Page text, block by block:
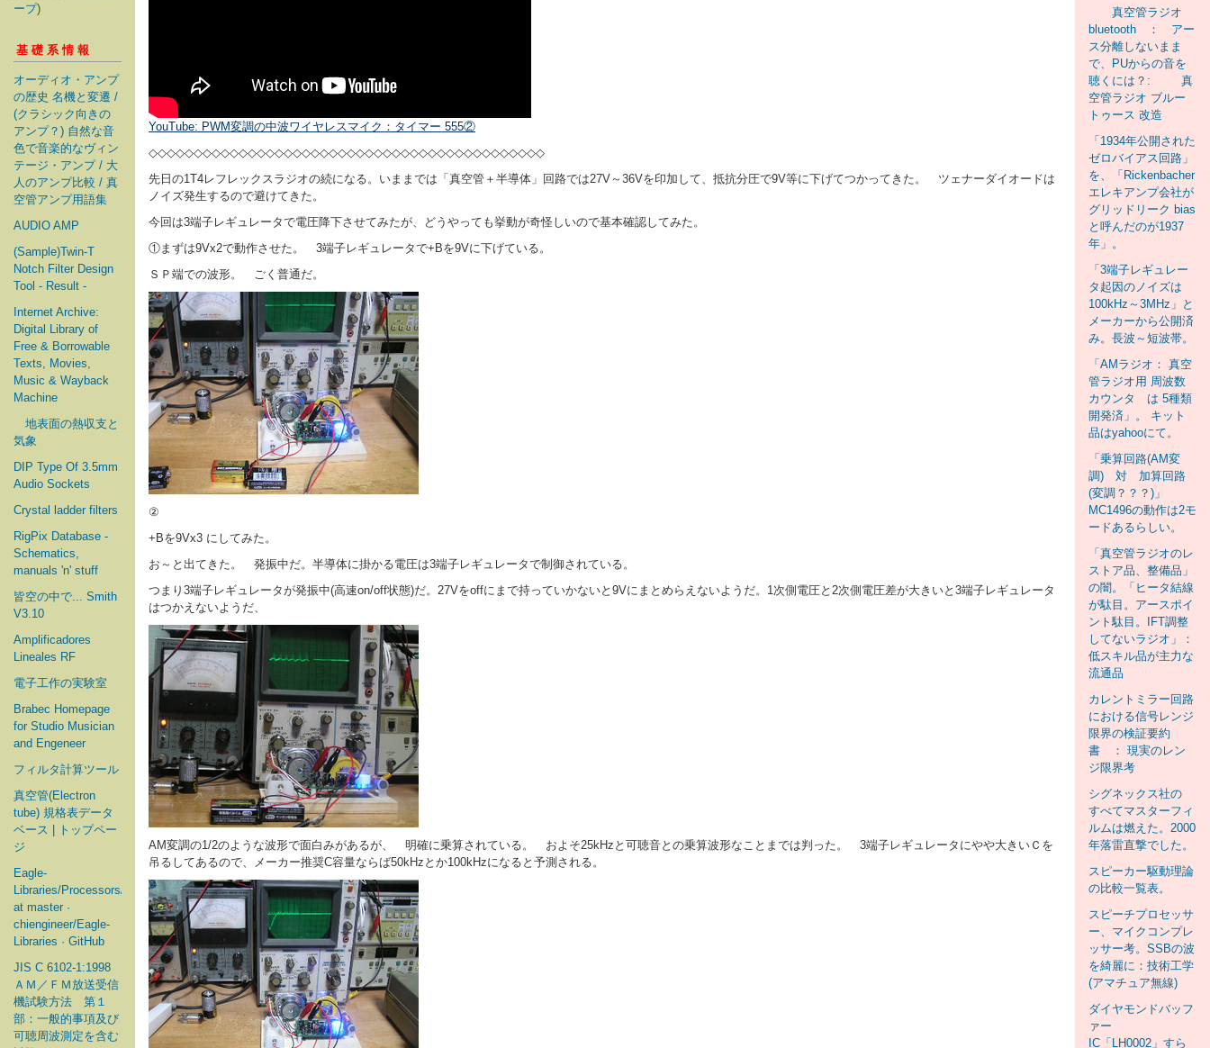
ープ)
基礎系情報
オーディオ・アンプ
の歴史 名機と変遷 /
(クラシック向きの
アンプ？) 自然な音
色で音楽的なヴィン
テージ・アンプ / 大
人のアンプ比較 / 真
空管アンプ用語集
AUDIO AMP
(Sample)Twin-T
Notch Filter Design
Tool - Result -
Internet Archive:
Digital Library of
Free & Borrowable
Texts, Movies,
Music & Wayback
Machine
地表面の熱収支と
気象
DIP Type Of 3.5mm
Audio Sockets
Crystal ladder filters
RigPix Database -
Schematics,
manuals 'n' stuff
皆空の中で... Smith
V3.10
Amplificadores
Lineales RF
電子工作の実験室
Brabec Homepage
for Studio Musician
and Engeneer
フィルタ計算ツール
真空管(Electron
tube) 規格表データ
ベース | トップペー
ジ
Eagle-
Libraries/Processors/Microchip
at master ·
chiengineer/Eagle-
Libraries · GitHub
JIS C 6102-1:1998
ＡＭ／ＦＭ放送受信
機試験方法 第１
部：一般的事項及び
可聴周波測定を含む
YouTube: PWM変調の中波ワイヤレスマイク：タイマー 555②
◇◇◇◇◇◇◇◇◇◇◇◇◇◇◇◇◇◇◇◇◇◇◇◇◇◇◇◇◇◇◇◇◇◇◇◇◇◇◇◇◇◇◇◇
先日の1T4レフレックスラジオの続になる。いままでは「真空管＋半導体」回路では27V～36Vを印加して、抵抗分圧で9V等に下げてつかってきた。 ツェナーダイオードは
ノイズ発生するので避けてきた。
今回は3端子レギュレータで電圧降下させてみたが、どうやっても挙動が奇怪しいので基本確認してみた。
①まずは9Vx2で動作させた。 3端子レギュレータで+Bを9Vに下げている。
ＳＰ端での波形。 ごく普通だ。
②
+Bを9Vx3 にしてみた。
お～と出てきた。 発振中だ。半導体に掛かる電圧は3端子レギュレータで制御されている。
つまり3端子レギュレータが発振中(高速on/off状態)だ。27Vをoffにまで持っていかないと9Vにまとめらえないようだ。1次側電圧と2次側電圧差が大きいと3端子レギュレータ
はつかえないようだ、
AM変調の1/2のような波形で面白みがあるが、 明確に乗算されている。 およそ25kHzと可聴音との乗算波形なことまでは判った。 3端子レギュレータにやや大きいＣを
吊るしてあるので、メーカー推奨C容量ならば50kHzとか100kHzになると予測される。
真空管ラジオ
bluetooth ： アー
ス分離しないまま
で、PUからの音を
聴くには？: 真
空管ラジオ ブルー
トゥース 改造
「1934年公開された
ゼロバイアス回路」
を、「Rickenbacher
エレキアンプ会社が
グリッドリーク bias
と呼んだのが1937
年」。
「3端子レギュレー
タ起因のノイズは
100kHz～3MHz」と
メーカーから公開済
み。長波～短波帯。
「AMラジオ： 真空
管ラジオ用 周波数
カウンタ は 5種類
開発済」。 キット
品はyahooにて。
「乗算回路(AM変
調) 対 加算回路
(変調？？？)」
MC1496の動作は2モ
ードあるらしい。
「真空管ラジオのレ
ストア品、整備品」
の闇。「ヒータ結線
が駄目。アースポイ
ント駄目。IFT調整
してないラジオ」：
低スキル品が主力な
流通品
カレントミラー回路
における信号レンジ
限界の検証要約
書 ： 現実のレン
ジ限界考
シグネックス社の
すべてマスターフィ
ルムは燃えた。2000
年落雷直撃でした。
スピーカー駆動理論
の比較一覧表。
スピーチプロセッサ
ー、マイクコンプレ
ッサー考。SSBの波
を綺麗に：技術工学
(アマチュア無線)
ダイヤモンドバッフ
ァー
IC「LH0002」すら